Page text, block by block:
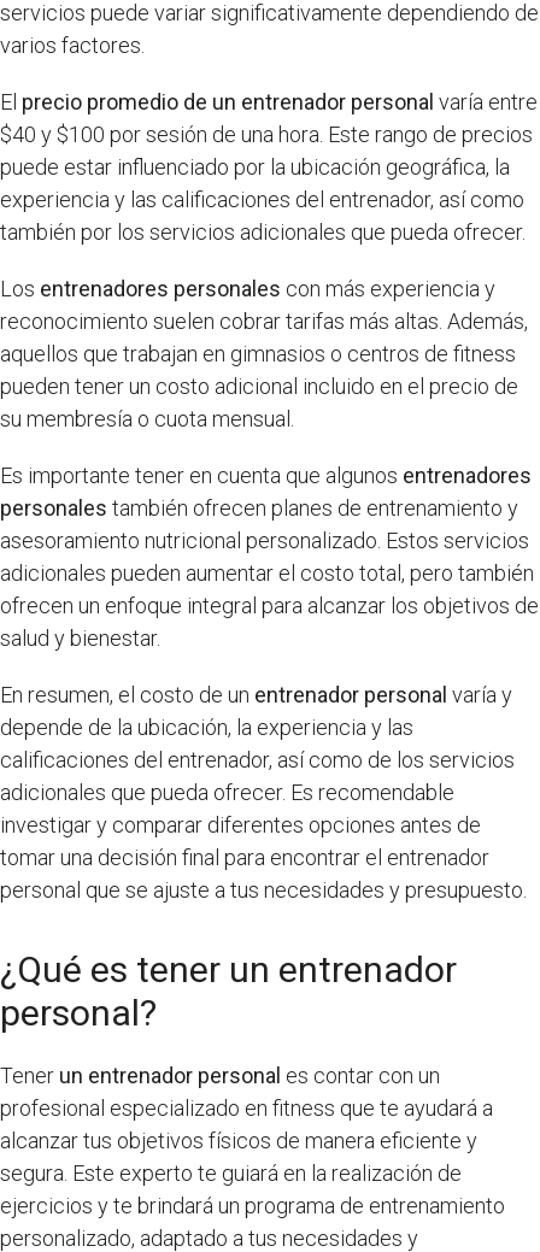
servicios puede variar significativamente dependiendo de
varios factores.
El precio promedio de un entrenador personal varía entre
$40 y $100 por sesión de una hora. Este rango de precios
puede estar influenciado por la ubicación geográfica, la
experiencia y las calificaciones del entrenador, así como
también por los servicios adicionales que pueda ofrecer.
Los entrenadores personales con más experiencia y
reconocimiento suelen cobrar tarifas más altas. Además,
aquellos que trabajan en gimnasios o centros de fitness
pueden tener un costo adicional incluido en el precio de
su membresía o cuota mensual.
Es importante tener en cuenta que algunos entrenadores
personales también ofrecen planes de entrenamiento y
asesoramiento nutricional personalizado. Estos servicios
adicionales pueden aumentar el costo total, pero también
ofrecen un enfoque integral para alcanzar los objetivos de
salud y bienestar.
En resumen, el costo de un entrenador personal varía y
depende de la ubicación, la experiencia y las
calificaciones del entrenador, así como de los servicios
adicionales que pueda ofrecer. Es recomendable
investigar y comparar diferentes opciones antes de
tomar una decisión final para encontrar el entrenador
personal que se ajuste a tus necesidades y presupuesto.
¿Qué es tener un entrenador
personal?
Tener un entrenador personal es contar con un
profesional especializado en fitness que te ayudará a
alcanzar tus objetivos físicos de manera eficiente y
segura. Este experto te guiará en la realización de
ejercicios y te brindará un programa de entrenamiento
personalizado, adaptado a tus necesidades y